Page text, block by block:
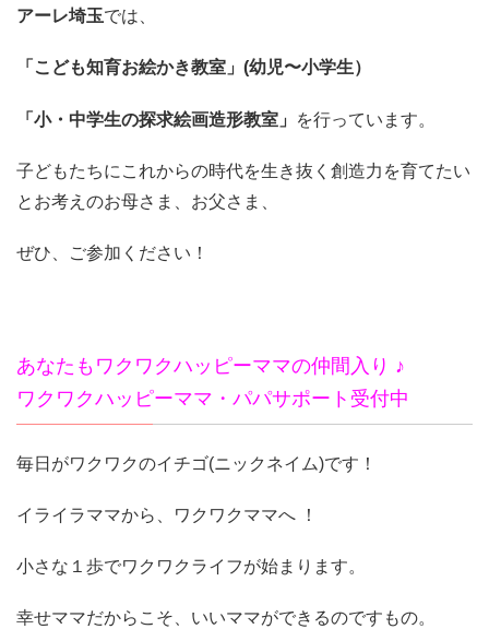
アーレ埼玉では、
「こども知育お絵かき教室」(幼児〜小学生）
「小・中学生の探求絵画造形教室」 を行っています。
子どもたちにこれからの時代を生き抜く創造力を育てたい
とお考えのお母さま、お父さま、
ぜひ、ご参加ください！
あなたもワクワクハッピーママの仲間入り ♪
ワクワクハッピーママ・パパサポート受付中
毎日がワクワクのイチゴ(ニックネイム)です！
イライラママから、ワクワクママへ ！
小さな１歩でワクワクライフが始まります。
幸せママだからこそ、いいママができるのですもの。